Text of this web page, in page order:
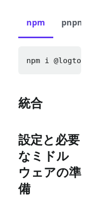
npm pnpm
npm i @logto/
統合
設定と必要
なミドル
ウェアの準
備